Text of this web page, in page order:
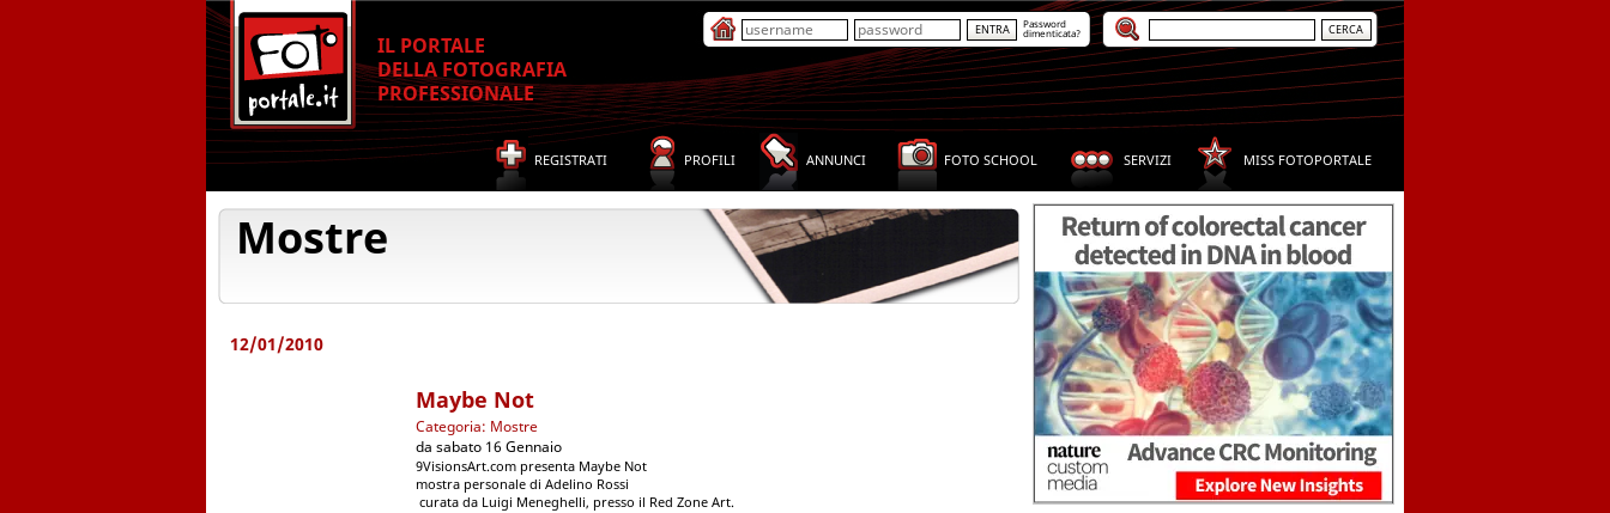
IL PORTALE
DELLA FOTOGRAFIA
PROFESSIONALE
Password
dimenticata?
REGISTRATI PROFILI ANNUNCI FOTO SCHOOL SERVIZI MISS FOTOPORTALE
Mostre
12/01/2010
Maybe Not
Categoria: Mostre
da sabato 16 Gennaio
9VisionsArt.com presenta Maybe Not
mostra personale di Adelino Rossi
curata da Luigi Meneghelli, presso il Red Zone Art.